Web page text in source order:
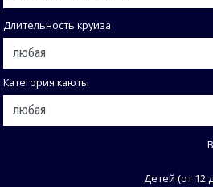
Длительность круиза
Категория каюты
Детей (от 12